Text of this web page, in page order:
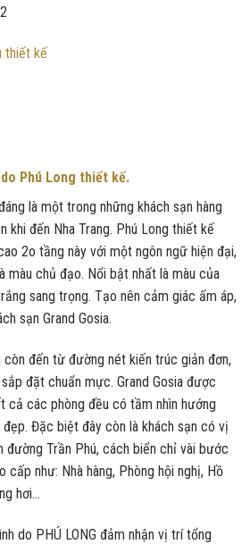
thiết kế
Phú Long thiết kế.
là một trong những khách sạn hàng
khi đến Nha Trang. Phú Long thiết kế
2o tầng này với một ngôn ngữ hiện đại,
màu chủ đạo. Nổi bật nhất là màu của
sang trọng. Tạo nên cảm giác ấm áp,
sạn Grand Gosia.
đến từ đường nét kiến trúc giản đơn,
đặt chuẩn mực. Grand Gosia được
cả các phòng đều có tầm nhìn hướng
Đặc biệt đây còn là khách sạn có vị
Trần Phú, cách biển chỉ vài bước
cấp như: Nhà hàng, Phòng hội nghị, Hồ
hơi…
do PHÚ LONG đảm nhận vị trí tổng